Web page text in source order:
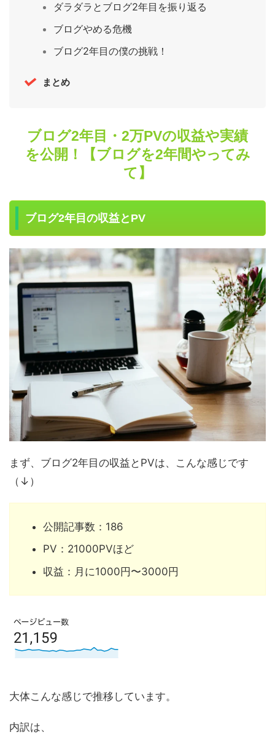
ダラダラとブログ2年目を振り返る
ブログやめる危機
ブログ2年目の僕の挑戦！
まとめ
ブログ2年目・2万PVの収益や実績
を公開！【ブログを2年間やってみ
て】
ブログ2年目の収益とPV
まず、ブログ2年目の収益とPVは、こんな感じです
（↓）
公開記事数：186
PV：21000PVほど
収益：月に1000円〜3000円
大体こんな感じで推移しています。
内訳は、